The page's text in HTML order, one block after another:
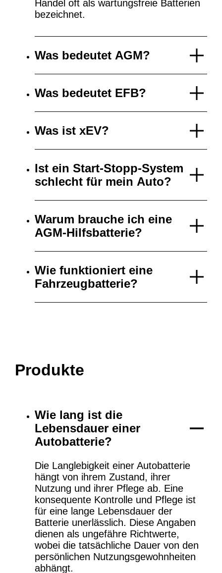
Handel oft als wartungsfreie Batterien
bezeichnet.
Was bedeutet AGM?
Was bedeutet EFB?
Was ist xEV?
Ist ein Start-Stopp-System
schlecht für mein Auto?
Warum brauche ich eine
AGM-Hilfsbatterie?
Wie funktioniert eine
Fahrzeugbatterie?
Produkte
Wie lang ist die
Lebensdauer einer
Autobatterie?
Die Langlebigkeit einer Autobatterie
hängt von ihrem Zustand, ihrer
Nutzung und ihrer Pflege ab. Eine
konsequente Kontrolle und Pflege ist
für eine lange Lebensdauer der
Batterie unerlässlich. Diese Angaben
dienen als ungefähre Richtwerte,
wobei die tatsächliche Dauer von den
persönlichen Nutzungsgewohnheiten
abhängt.